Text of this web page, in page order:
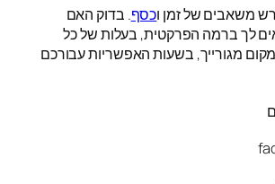
משאבים של זמן וכסף. בדוק האם
לך ברמה הפרקטית, בעלות של כל
מגורייך, בשעות האפשריות עבורכם